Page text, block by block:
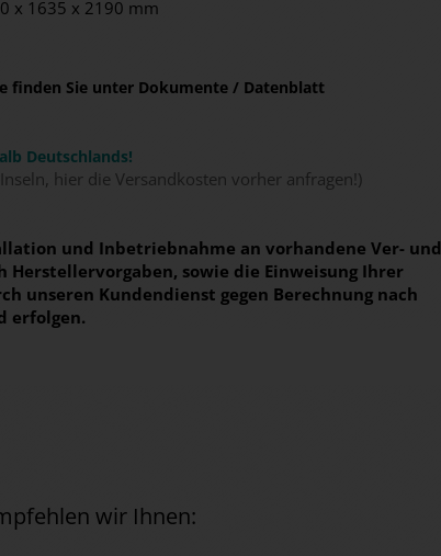
x 1635 x 2190 mm
finden Sie unter Dokumente / Datenblatt
Deutschlands!
hier die Versandkosten vorher anfragen!)
und Inbetriebnahme an vorhandene Ver- und
Herstellervorgaben, sowie die Einweisung Ihrer
unseren Kundendienst gegen Berechnung nach
erfolgen.
wir Ihnen: